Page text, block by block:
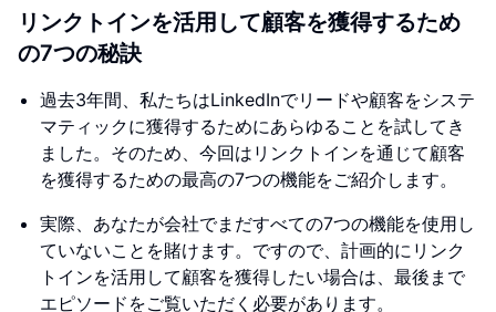
リンクトインを活用して顧客を獲得するため
の7つの秘訣
過去3年間、私たちはLinkedInでリードや顧客をシステ
マティックに獲得するためにあらゆることを試してき
ました。そのため、今回はリンクトインを通じて顧客
を獲得するための最高の7つの機能をご紹介します。
実際、あなたが会社でまだすべての7つの機能を使用し
ていないことを賭けます。ですので、計画的にリンク
トインを活用して顧客を獲得したい場合は、最後まで
エピソードをご覧いただく必要があります。